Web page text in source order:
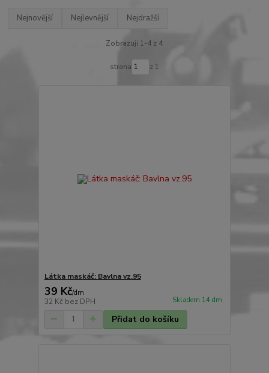
Nejnovější Nejlevnější Nejdražší
Zobrazuji 1-4 z 4
strana z 1
Látka maskáč: Bavlna vz.95
39 Kč/dm
32 Kč bez DPH Skladem 14 dm
Přidat do košíku